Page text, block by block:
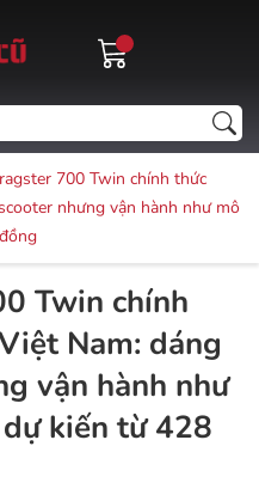
700 Twin chính thức
nhưng vận hành như mô
Twin chính
Nam: dáng
vận hành như
kiến từ 428